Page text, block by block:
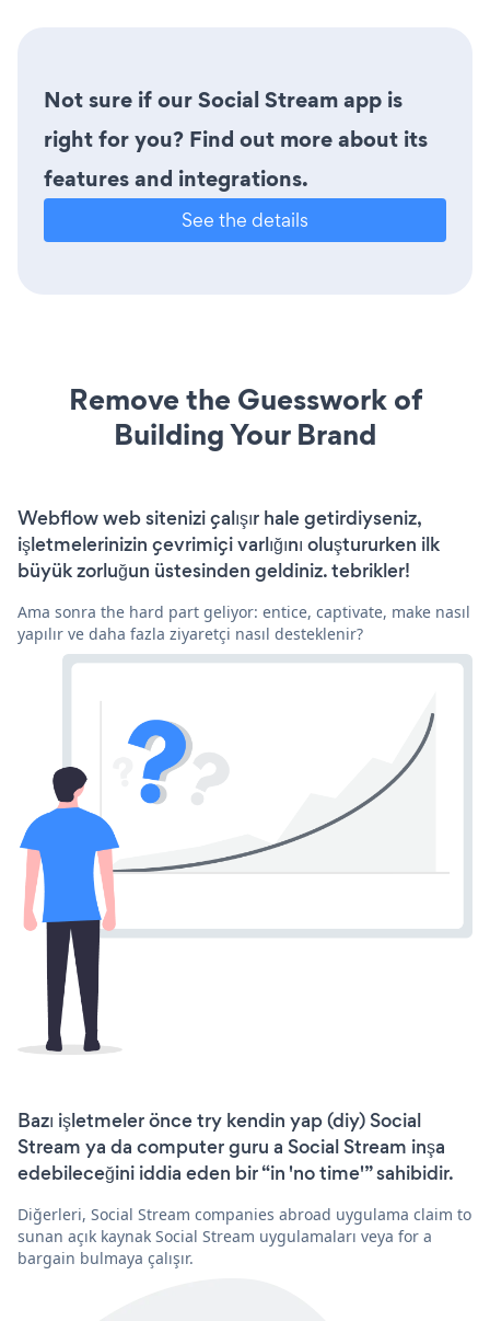
Not sure if our Social Stream app is
right for you? Find out more about its
features and integrations.
See the details
Remove the Guesswork of
Building Your Brand
Webflow web sitenizi çalışır hale getirdiyseniz,
işletmelerinizin çevrimiçi varlığını oluştururken ilk
büyük zorluğun üstesinden geldiniz. tebrikler!
Ama sonra the hard part geliyor: entice, captivate, make nasıl
yapılır ve daha fazla ziyaretçi nasıl desteklenir?
Bazı işletmeler önce try kendin yap (diy) Social
Stream ya da computer guru a Social Stream inşa
edebileceğini iddia eden bir “in 'no time'” sahibidir.
Diğerleri, Social Stream companies abroad uygulama claim to
sunan açık kaynak Social Stream uygulamaları veya for a
bargain bulmaya çalışır.